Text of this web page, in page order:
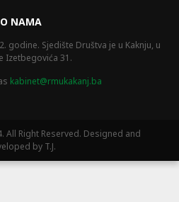
O NAMA
godine. Sjedište Društva je u Kaknju, u
Izetbegovića 31.
kabinet@rmukakanj.ba
All Right Reserved. Designed and
by T.J.